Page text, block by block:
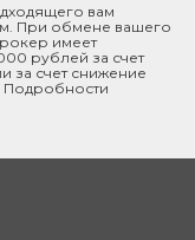
вам
При обмене вашего
имеет
рублей за счет
за счет снижение
Подробности